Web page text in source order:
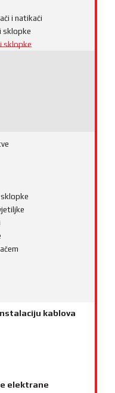
i natikači
sklopke
sklopke
kablova
elektrane